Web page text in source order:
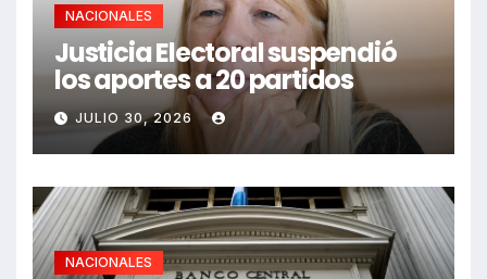
NACIONALES
Justicia Electoral suspendió
los aportes a 20 partidos
JULIO 30, 2026
NACIONALES